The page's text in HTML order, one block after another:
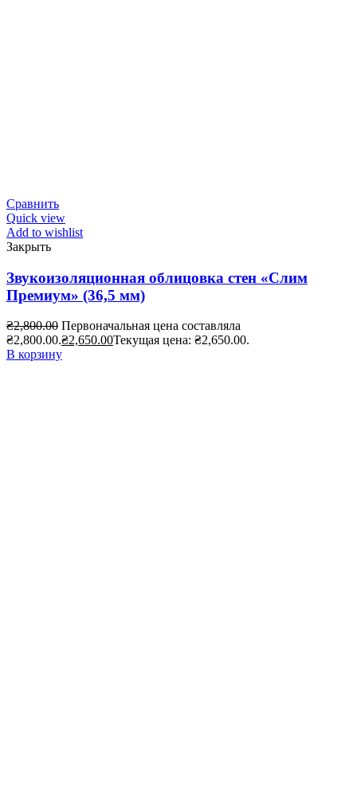
Сравнить
Quick view
Add to wishlist
Закрыть
Звукоизоляционная облицовка стен «Слим
Премиум» (36,5 мм)
₴2,800.00 Первоначальная цена составляла
₴2,800.00.₴2,650.00Текущая цена: ₴2,650.00.
В корзину